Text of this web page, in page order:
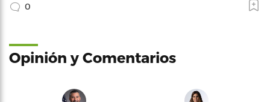
0
Opinión y Comentarios